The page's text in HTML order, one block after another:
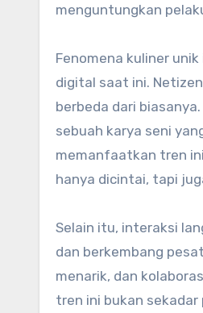
menguntungkan
Fenomena kuliner
digital saat ini.
berbeda dari
sebuah karya seni
memanfaatkan tren
hanya dicintai, tapi
Selain itu, interaksi
dan berkembang
menarik, dan
tren ini bukan